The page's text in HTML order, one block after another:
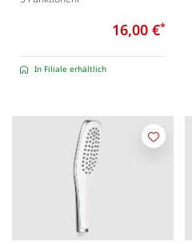
16,00 €*
In Filiale erhältlich
Merken